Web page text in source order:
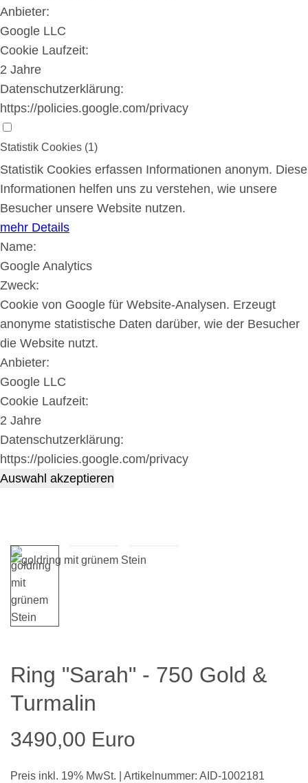
Anbieter:
Google LLC
Cookie Laufzeit:
2 Jahre
Datenschutzerklärung:
https://policies.google.com/privacy
Statistik Cookies (1)
Statistik Cookies erfassen Informationen anonym. Diese
Informationen helfen uns zu verstehen, wie unsere
Besucher unsere Website nutzen.
mehr Details
Name:
Google Analytics
Zweck:
Cookie von Google für Website-Analysen. Erzeugt
anonyme statistische Daten darüber, wie der Besucher
die Website nutzt.
Anbieter:
Google LLC
Cookie Laufzeit:
2 Jahre
Datenschutzerklärung:
https://policies.google.com/privacy
Auswahl akzeptieren
Ring "Sarah" - 750 Gold &
Turmalin
3490,00 Euro
Preis inkl. 19% MwSt. | Artikelnummer: AID-1002181